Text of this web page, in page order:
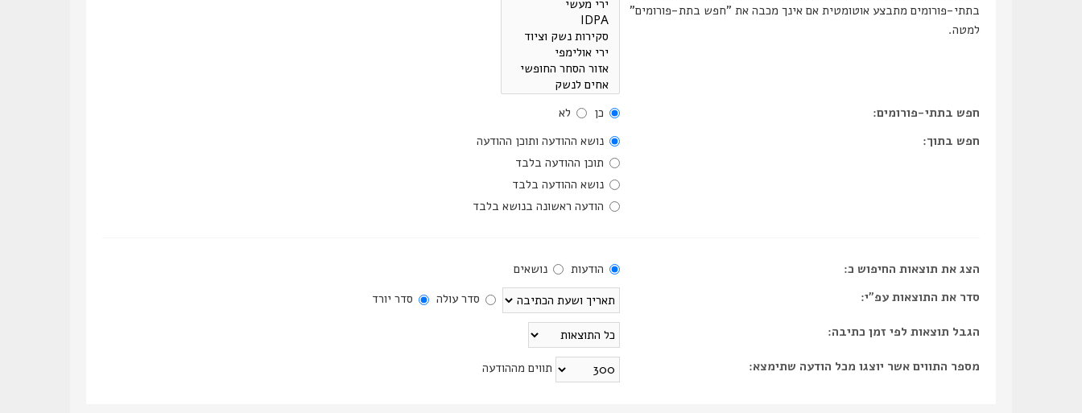
בתתי-פורומים מתבצע אוטומטית אם אינך מכבה את "חפש בתת-פורומים"
למטה.
חפש בתתי-פורומים: כן
לא
חפש בתוך:
נושא ההודעה ותוכן ההודעה
תוכן ההודעה בלבד
נושא ההודעה בלבד
הודעה ראשונה בנושא בלבד
הצג את תוצאות החיפוש כ: הודעות
נושאים
סדר את התוצאות עפ"י:
סדר עולה סדר יורד
הגבל תוצאות לפי זמן כתיבה:
מספר התווים אשר יוצגו מכל הודעה שתימצא: תווים מההודעה